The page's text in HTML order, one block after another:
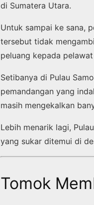
di Sumatera Utara.
Untuk sampai ke sana,
tersebut tidak
peluang kepada
Setibanya di Pulau
pemandangan yang
masih mengekalkan
Lebih menarik lagi,
yang sukar ditemui di
Tomok